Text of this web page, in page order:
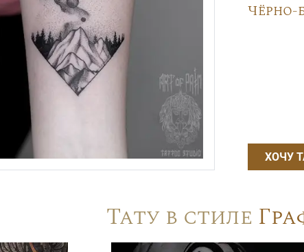
Чёрно-
ХОЧУ
Тату в стиле